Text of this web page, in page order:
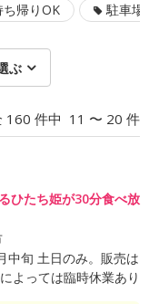
ち帰りOK 駐車場
ぶ
160 件中 11 〜 20 件
ひたち姫が30分食べ放
中旬 土日のみ。販売は
よっては臨時休業あり